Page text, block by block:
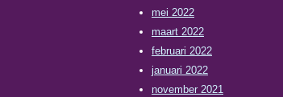
mei 2022
maart 2022
februari 2022
januari 2022
november 2021